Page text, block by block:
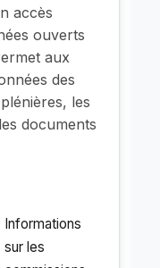
accès
ouverts
aux
des
les
documents
Informations
sur les